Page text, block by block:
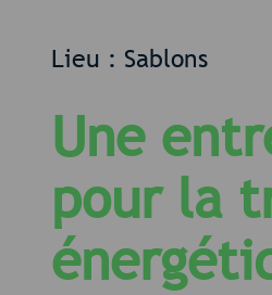
Lieu : Sablons
Une
pour la